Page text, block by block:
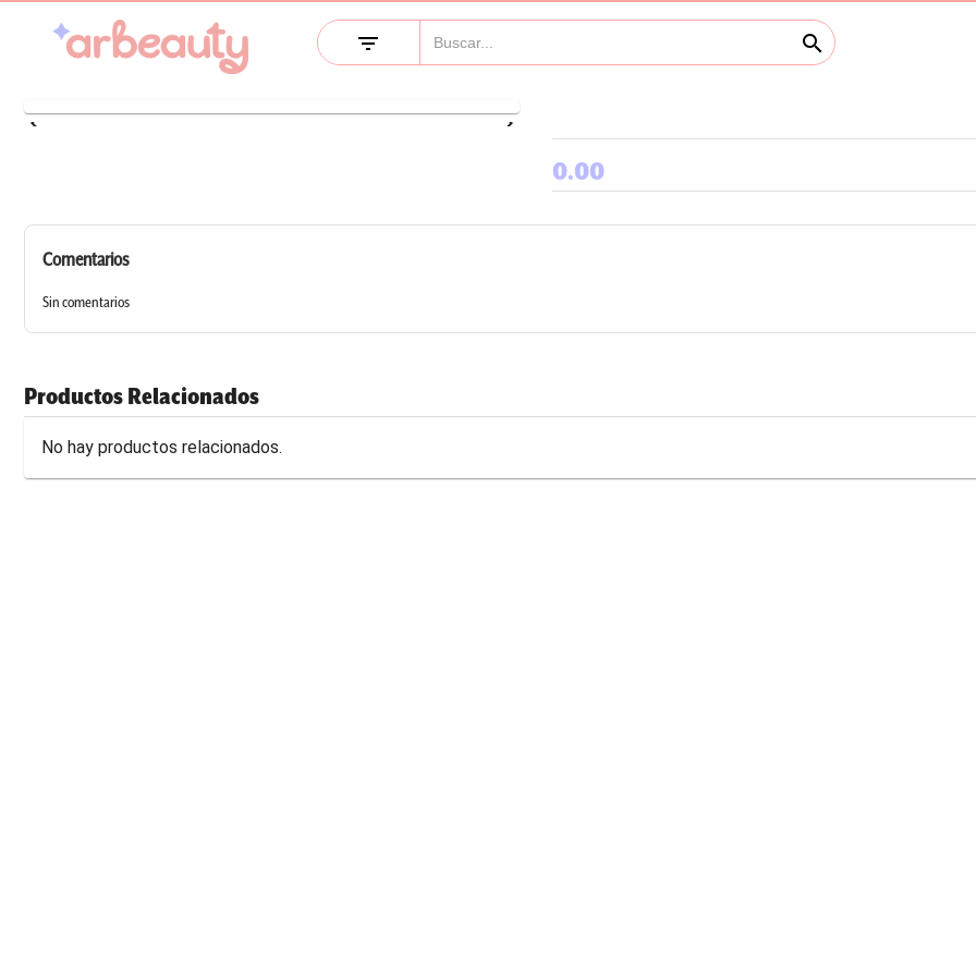
filter_list search
keyboard_arrow_left keyboard_arrow_right
0.00
Comentarios
Sin comentarios
Productos Relacionados
No hay productos relacionados.